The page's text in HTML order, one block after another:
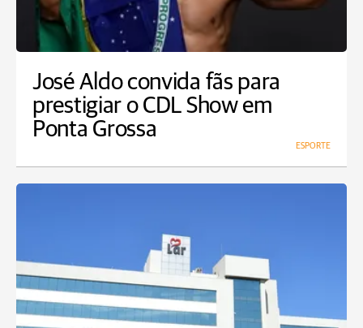
José Aldo convida fãs para
prestigiar o CDL Show em
Ponta Grossa
ESPORTE